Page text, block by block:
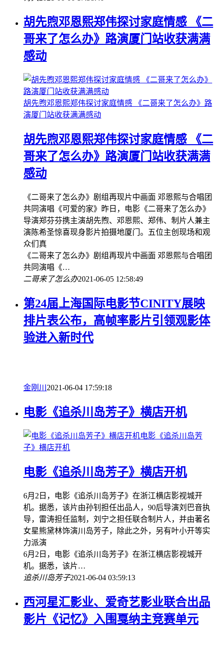
胡先煦邓恩熙郑伟探讨家庭情感 《二
哥来了怎么办》路演厦门站收获满满
感动
胡先煦邓恩熙郑伟探讨家庭情感 《二哥来了怎么办》路
演厦门站收获满满感动
胡先煦邓恩熙郑伟探讨家庭情感 《二
哥来了怎么办》路演厦门站收获满满
感动
《二哥来了怎么办》剧组再现片中画面 邓恩熙与合唱团
共同演唱《可爱的家》昨日，电影《二哥来了怎么办》
导演郑芬芬携主演胡先煦、邓恩熙、郑伟、制片人兼主
演陈希圣惊喜现身影片拍摄地厦门。五位主创现场和观
众们真
《二哥来了怎么办》剧组再现片中画面 邓恩熙与合唱团
共同演唱《…
二哥来了怎么办2021-06-05 12:58:49
第24届上海国际电影节CINITY展映
排片表公布，高帧率影片引领观影体
验进入新时代
金刚川 2021-06-04 17:59:18
电影《追杀川岛芳子》横店开机
电影《追杀川岛芳
子》横店开机
电影《追杀川岛芳子》横店开机
6月2日，电影《追杀川岛芳子》在浙江横店影视城开
机。据悉，该片由孙钊担任出品人，90后导演刘巴音执
导，雷涛担任监制，刘宁之担任联合制片人，并由著名
女星熊黛林饰演川岛芳子，除此之外，另有叶小开等实
力派演
6月2日，电影《追杀川岛芳子》在浙江横店影视城开
机。据悉，该片…
追杀川岛芳子2021-06-04 03:59:13
西河星汇影业、爱奇艺影业联合出品
影片《记忆》入围戛纳主竞赛单元